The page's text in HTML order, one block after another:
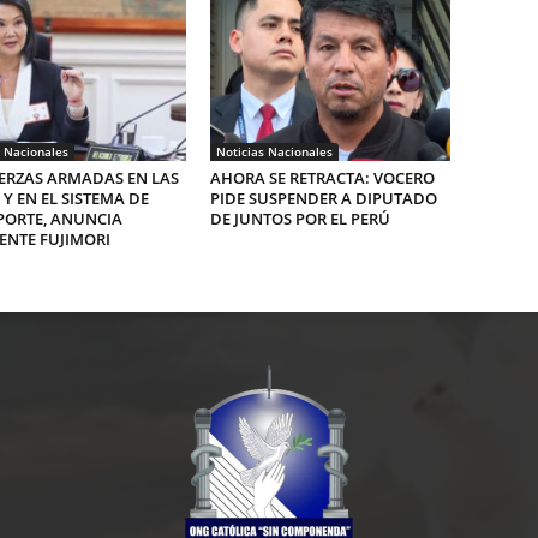
ARMADAS EN LAS
EN EL SISTEMA DE
ANUNCIA
FUJIMORI
Noticias Nacionales
AHORA SE RETRACTA: VOCERO
PIDE SUSPENDER A DIPUTADO
DE JUNTOS POR EL PERÚ